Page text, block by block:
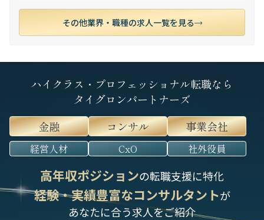
その他業界・職種の求人一覧を見る
ハイクラス・プロフェッショナル転職なら
タイグロンパートナーズ
金融
コンサル 事業会社
経営人材 CxO 社外役員
高年収ポジションの転職支援に特化
経験・実績豊富なコンサルタントが
あなたに合う求人をご紹介